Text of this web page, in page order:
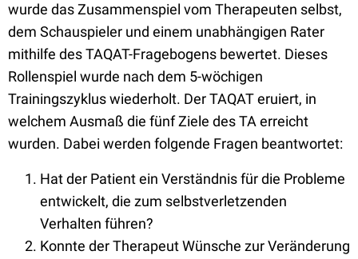
wurde das Zusammenspiel vom Therapeuten selbst,
dem Schauspieler und einem unabhängigen Rater
mithilfe des TAQAT-Fragebogens bewertet. Dieses
Rollenspiel wurde nach dem 5-wöchigen
Trainingszyklus wiederholt. Der TAQAT eruiert, in
welchem Ausmaß die fünf Ziele des TA erreicht
wurden. Dabei werden folgende Fragen beantwortet:
Hat der Patient ein Verständnis für die Probleme
entwickelt, die zum selbstverletzenden
Verhalten führen?
Konnte der Therapeut Wünsche zur Veränderung